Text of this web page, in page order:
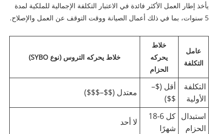
يأخذ إطار العمل الأكثر فائدة في الاعتبار التكلفة الإجمالية للملكية لمدة
5 سنوات، بما في ذلك أعمال الصيانة ووقت التوقف عن العمل والإصلاح.
عامل
التكلفة
خلاط
يحركه
الحزام
خلاط يحركه التروس (نوع SYBO)
التكلفة
الأولية
أقل ($–
$$)
معتدل ($$–$$$)
استبدال
الحزام
كل 6-18
شهرًا
لا أحد